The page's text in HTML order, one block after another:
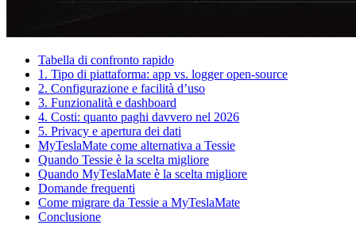
Tabella di confronto rapido
1. Tipo di piattaforma: app vs. logger open-source
2. Configurazione e facilità d’uso
3. Funzionalità e dashboard
4. Costi: quanto paghi davvero nel 2026
5. Privacy e apertura dei dati
MyTeslaMate come alternativa a Tessie
Quando Tessie è la scelta migliore
Quando MyTeslaMate è la scelta migliore
Domande frequenti
Come migrare da Tessie a MyTeslaMate
Conclusione